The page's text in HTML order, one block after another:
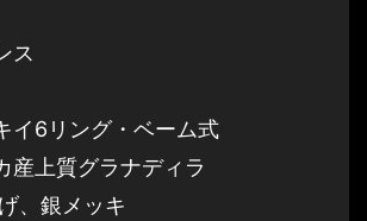
ス
イ6リング・ベーム式
産上質グラナディラ
、銀メッキ